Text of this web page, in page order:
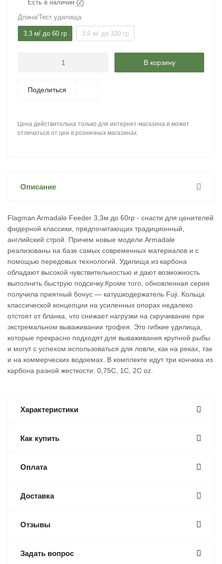
Есть в наличии (2)
Длина/Тест удилища
3,3 м/ до 60 гр 3,6 м/ до 100 гр
В корзину
Поделиться
Цена действительна только для интернет-магазина и может
отличаться от цен в розничных магазинах
Описание
Flagman Armadale Feeder 3,3м до 60гр - cнасти для ценителей
фидерной классики, предпочитающих традиционный,
английский строй. Причем новые модели Armadale
реализованы на базе самых современных материалов и с
помощью передовых технологий. Удилища из карбона
обладают высокой чувствительностью и дают возможность
выполнить быструю подсечку.Кроме того, обновленная серия
получила приятный бонус — катушкодержатель Fuji. Кольца
классической концепции на усиленных опорах недалеко
отстоят от бланка, что снижает нагрузки на скручивание при
экстремальном вываживании трофея. Это гибкие удилища,
которые прекрасно подходят для вываживания крупной рыбы
и могут с успехом использоваться для ловли, как на реках, так
и на коммерческих водоемах. В комплекте идут три кончика из
карбона разной жесткости: 0,75C, 1C, 2C oz.
Характеристики
Как купить
Оплата
Доставка
Отзывы
Задать вопрос